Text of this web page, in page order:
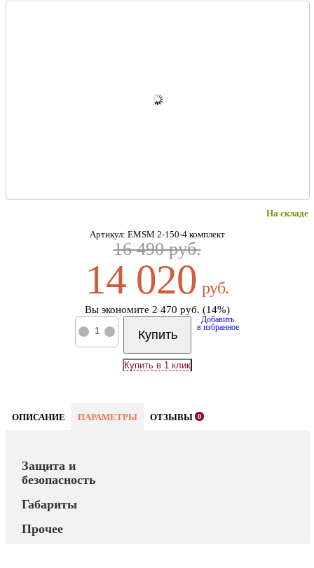
На складе
Артикул: EMSM 2-150-4 комплект
16 490 руб.
14 020руб.
Вы экономите 2 470 руб. (14%)
Купить
Добавить
в избранное
ОПИСАНИЕ ПАРАМЕТРЫ ОТЗЫВЫ 0
Защита и
безопасность
Габариты
Прочее